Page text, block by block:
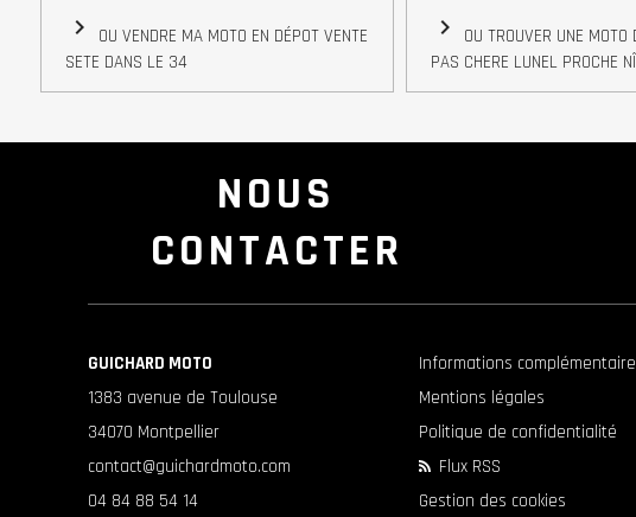
navigate_next
OU VENDRE MA MOTO EN DÉPOT VENTE
SETE DANS LE 34
navigate_next
OU TROUVER UNE MOTO
PAS CHERE LUNEL PROCHE
NOUS
CONTACTER
GUICHARD MOTO
1383 avenue de Toulouse
34070 Montpellier
contact@guichardmoto.com
04 84 88 54 14
Informations
Mentions légales
Politique de confidentialité
Flux RSS
Gestion des cookies